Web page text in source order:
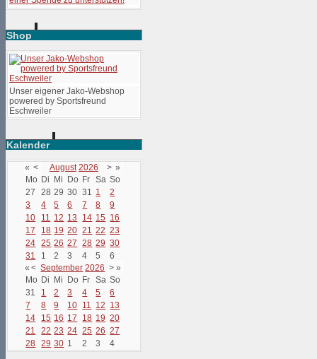
Shop
Unser eigener Jako-Webshop
powered by Sportsfreund
Eschweiler
Kalender
« < August 2026 > »
Mo Di Mi Do Fr Sa So
27
28 29 30 31 1
2
3
4 5 6 7 8
9
10
11 12 13 14 15 16
17
18 19 20 21 22 23
24 25 26 27 28 29 30
31
1 2 3 4 5
6
« < September 2026 > »
Mo Di Mi Do Fr Sa So
31
1 2 3 4 5
6
7
8 9 10 11 12 13
14
15 16 17 18 19 20
21
22 23 24 25 26 27
28 29 30 1 2 3 4